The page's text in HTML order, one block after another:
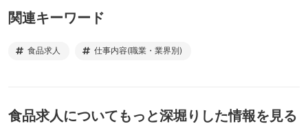
関連キーワード
食品求人 仕事内容(職業・業界別)
食品求人 についてもっと深堀りした情報を見る